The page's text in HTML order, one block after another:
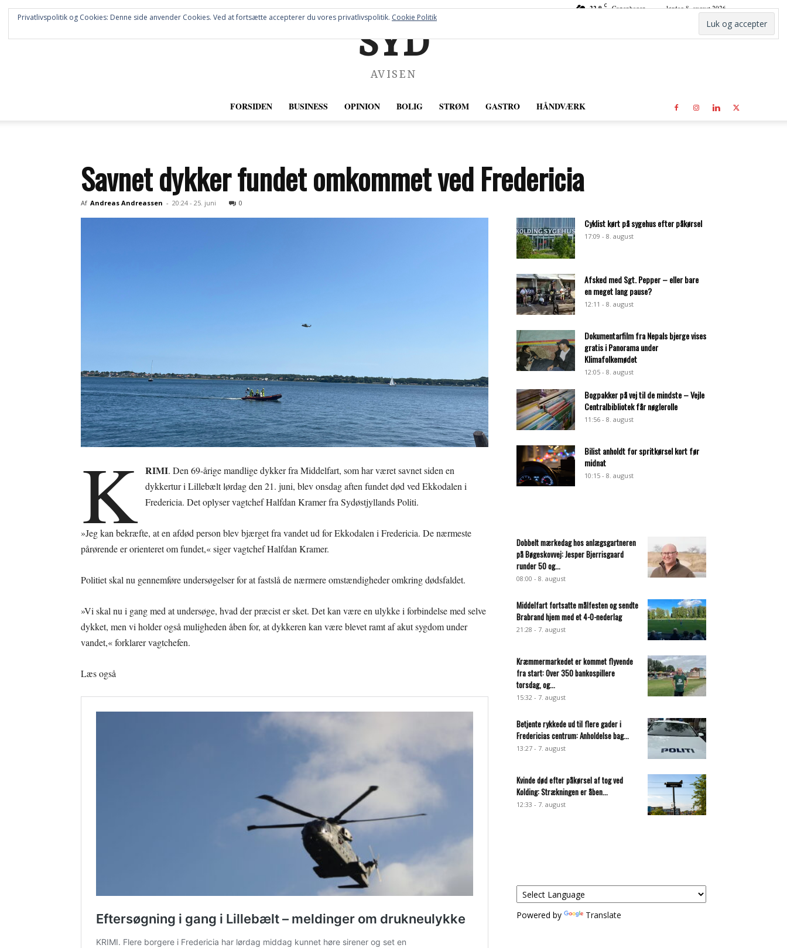
22.9 C Copenhagen lørdag 8. august 2026
SYD
AVISEN
FORSIDEN BUSINESS OPINION BOLIG STRØM GASTRO HÅNDVÆRK
Savnet dykker fundet omkommet ved Fredericia
Af Andreas Andreassen - 20:24 - 25. juni 0
K RIMI. Den 69-årige mandlige dykker fra Middelfart, som har været savnet siden en
dykkertur i Lillebælt lørdag den 21. juni, blev onsdag aften fundet død ved Ekkodalen i
Fredericia. Det oplyser vagtchef Halfdan Kramer fra Sydøstjyllands Politi.
»Jeg kan bekræfte, at en afdød person blev bjærget fra vandet ud for Ekkodalen i Fredericia. De nærmeste
pårørende er orienteret om fundet,« siger vagtchef Halfdan Kramer.
Politiet skal nu gennemføre undersøgelser for at fastslå de nærmere omstændigheder omkring dødsfaldet.
»Vi skal nu i gang med at undersøge, hvad der præcist er sket. Det kan være en ulykke i forbindelse med selve
dykket, men vi holder også muligheden åben for, at dykkeren kan være blevet ramt af akut sygdom under
vandet,« forklarer vagtchefen.
Læs også
Cyklist kørt på sygehus efter påkørsel
17:09 - 8. august
Afsked med Sgt. Pepper – eller bare
en meget lang pause?
12:11 - 8. august
Dokumentarfilm fra Nepals bjerge vises
gratis i Panorama under
Klimafolkemødet
12:05 - 8. august
Bogpakker på vej til de mindste – Vejle
Centralbibliotek får nøglerolle
11:56 - 8. august
Bilist anholdt for spritkørsel kort før
midnat
10:15 - 8. august
Dobbelt mærkedag hos anlægsgartneren
på Bøgeskovvej: Jesper Bjerrisgaard
runder 50 og...
08:00 - 8. august
Middelfart fortsatte målfesten og sendte
Brabrand hjem med et 4-0-nederlag
21:28 - 7. august
Kræmmermarkedet er kommet flyvende
fra start: Over 350 bankospillere
torsdag, og...
15:32 - 7. august
Betjente rykkede ud til flere gader i
Fredericias centrum: Anholdelse bag...
13:27 - 7. august
Kvinde død efter påkørsel af tog ved
Kolding: Strækningen er åben...
12:33 - 7. august
Powered by Translate
Privatlivspolitik og Cookies: Denne side anvender Cookies. Ved at fortsætte accepterer du vores privatlivspolitik. Cookie Politik